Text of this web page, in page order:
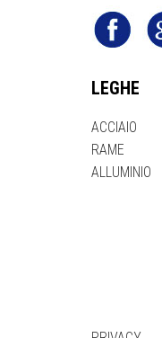
LEGHE
ACCIAIO
RAME
ALLUMINIO